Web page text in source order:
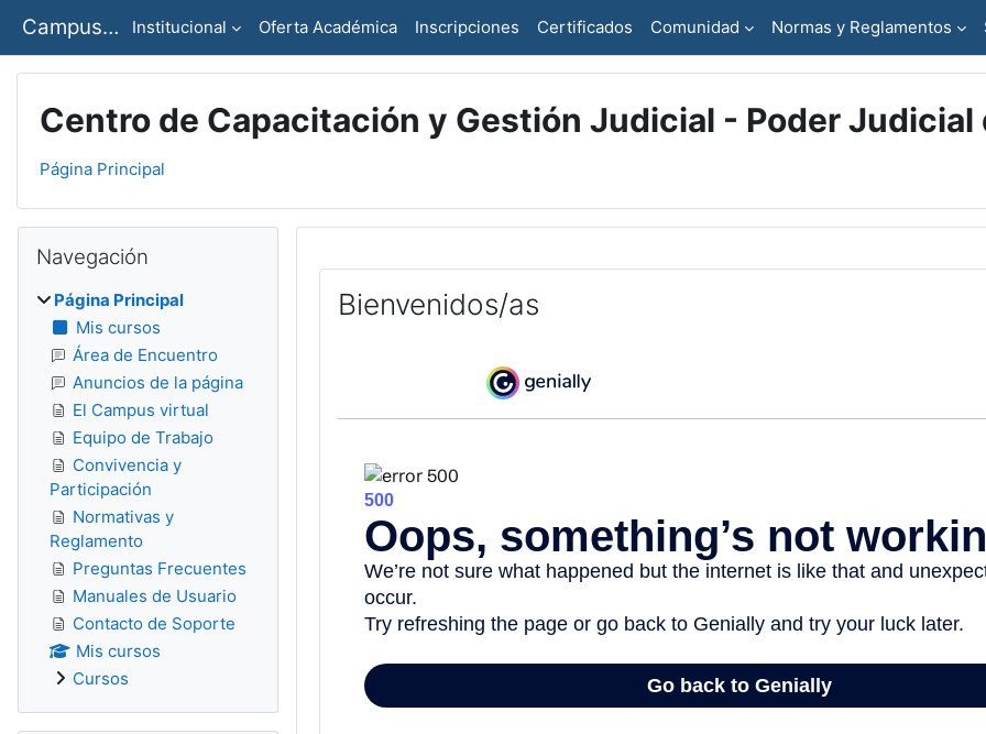
Campus Virtual - CCJ - STJ Institucional Oferta Académica Inscripciones Certificados Comunidad Normas y Reglamentos
Centro de Capacitación y Gestión Judicial - Poder Judicial
Página Principal
Bienvenidos/as
Bloques
Navegación
Página Principal
Mis cursos
Área de Encuentro
Anuncios de la página
El Campus virtual
Equipo de Trabajo
Convivencia y
Participación
Normativas y
Reglamento
Preguntas Frecuentes
Manuales de Usuario
Contacto de Soporte
Mis cursos
Cursos